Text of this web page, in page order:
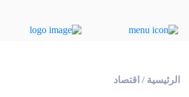
الرئيسية / اقتصاد